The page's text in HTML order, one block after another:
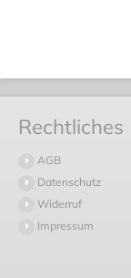
Rechtliches
AGB
Datenschutz
Widerruf
Impressum